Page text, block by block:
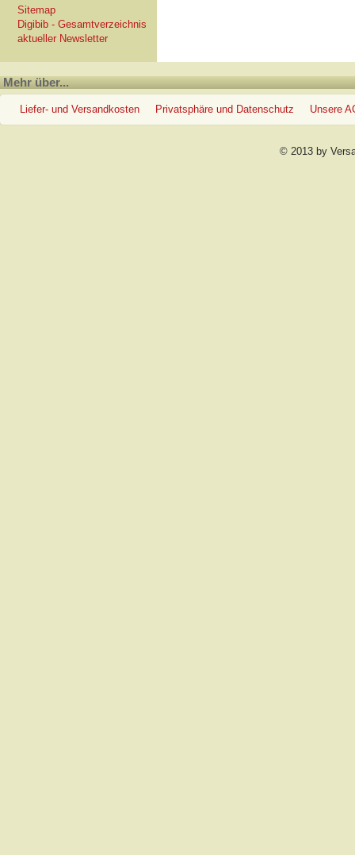
Sitemap
Digibib - Gesamtverzeichnis
aktueller Newsletter
Mehr über...
Liefer- und Versandkosten Privatsphäre und Datenschutz Unsere
© 2013 by